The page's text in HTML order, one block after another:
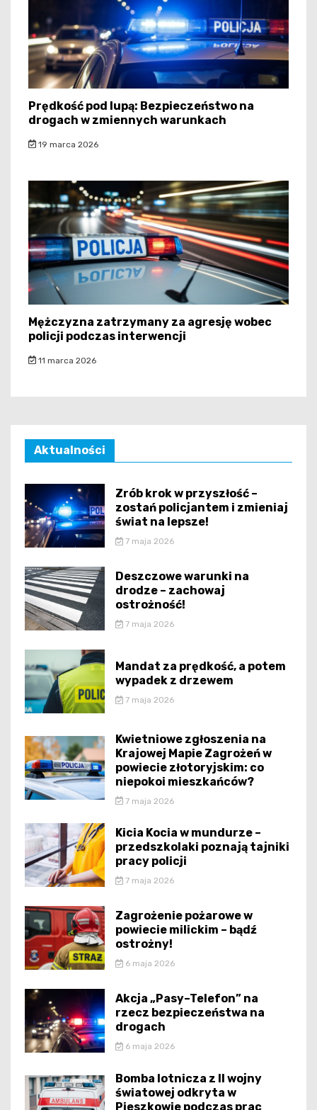
Prędkość pod lupą: Bezpieczeństwo na
drogach w zmiennych warunkach
19 marca 2026
Mężczyzna zatrzymany za agresję wobec
policji podczas interwencji
11 marca 2026
Aktualności
Zrób krok w przyszłość –
zostań policjantem i zmieniaj
świat na lepsze!
7 maja 2026
Deszczowe warunki na
drodze – zachowaj
ostrożność!
7 maja 2026
Mandat za prędkość, a potem
wypadek z drzewem
7 maja 2026
Kwietniowe zgłoszenia na
Krajowej Mapie Zagrożeń w
powiecie złotoryjskim: co
niepokoi mieszkańców?
7 maja 2026
Kicia Kocia w mundurze –
przedszkolaki poznają tajniki
pracy policji
7 maja 2026
Zagrożenie pożarowe w
powiecie milickim – bądź
ostrożny!
6 maja 2026
Akcja „Pasy–Telefon” na
rzecz bezpieczeństwa na
drogach
6 maja 2026
Bomba lotnicza z II wojny
światowej odkryta w
Pieszkowie podczas prac